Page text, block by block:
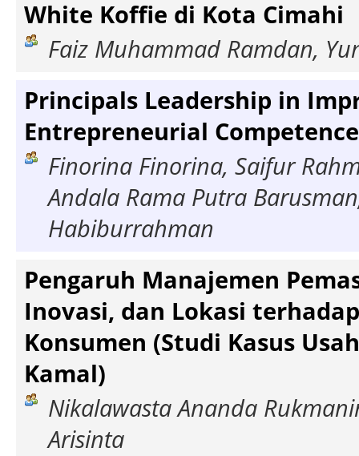
White Koffie di Kota Cimahi
Faiz Muhammad Ramdan,
Principals Leadership in
Entrepreneurial Competence
Finorina Finorina, Saifur
Andala Rama Putra
Habiburrahman
Pengaruh Manajemen
Inovasi, dan Lokasi
Konsumen (Studi Kasus
Kamal)
Nikalawasta Ananda
Arisinta